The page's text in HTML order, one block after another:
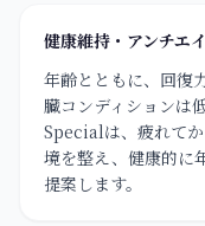
健康維持・アンチエ
年齢とともに、回復
臓コンディションは
Specialは、疲れて
境を整え、健康的に
提案します。